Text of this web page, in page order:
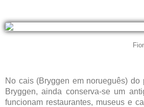
No cais (Bryggen em norueguês)
Bryggen, ainda conserva-se um
funcionam restaurantes, museus e